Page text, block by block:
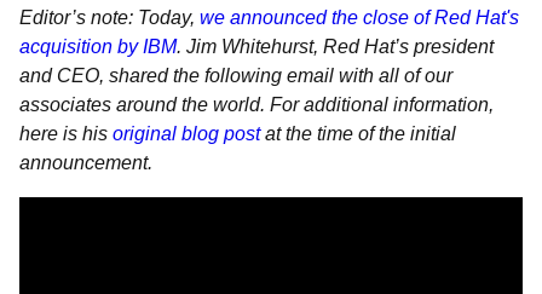
Editor’s note: Today, we announced the close of Red Hat's
acquisition by IBM. Jim Whitehurst, Red Hat’s president
and CEO, shared the following email with all of our
associates around the world. For additional information,
here is his original blog postat the time of the initial
announcement.